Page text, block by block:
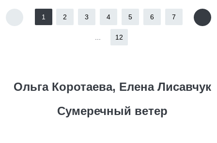
1 2 3 4 5 6 7
12
Ольга Коротаева, Елена Лисавчук
Сумеречный ветер